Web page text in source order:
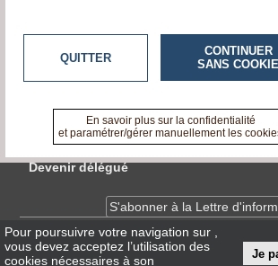
tvlocale.fr
En savoir +
A propos de tvlocale.fr
Devenir délégué
S'abonner à la Lettre
InfosCNIL/RGPD
Pour poursuivre votre navigation sur
vous devez acceptez l’utilisation des
cookies nécessaires à son
Je
QUITTER
CONTINUER
SANS COOKIE
En savoir plus sur la confidentialité
et paramétrer/gérer manuellement les